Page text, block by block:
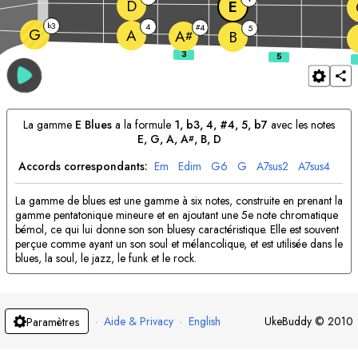
G b3 A 4 A#
#4 B 5
D E
La gamme E Blues a la formule 1, b3, 4, #4, 5, b7 avec les notes
E, G, A, A#, B, D
Accords correspondants: Em Edim G6 G A7sus2 A7sus4
La gamme de blues est une gamme à six notes, construite en prenant la
gamme pentatonique mineure et en ajoutant une 5e note chromatique
bémol, ce qui lui donne son son bluesy caractéristique. Elle est souvent
perçue comme ayant un son soul et mélancolique, et est utilisée dans le
blues, la soul, le jazz, le funk et le rock.
Paramètres · Aide & Privacy · English UkeBuddy © 2010